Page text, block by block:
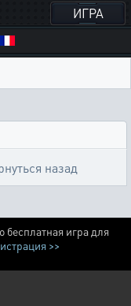
ИГРА
назад
бесплатная игра для
>>